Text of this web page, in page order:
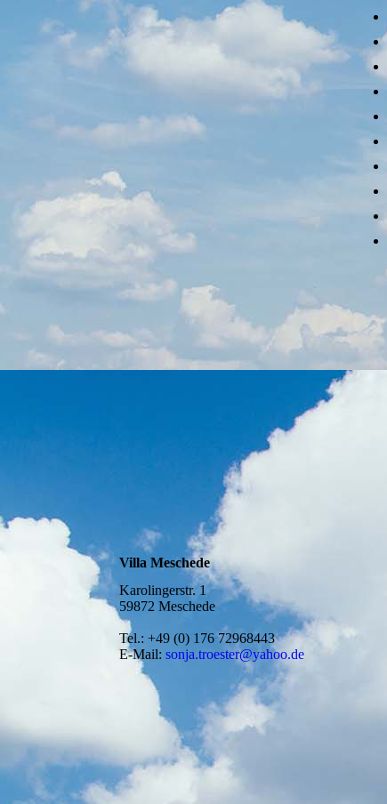
Villa Meschede
Karolingerstr. 1
59872 Meschede
Tel.: +49 (0) 176 72968443
E-Mail:sonja.troester@yahoo.de